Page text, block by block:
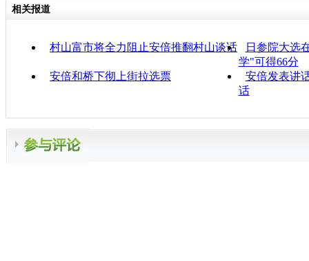
相关报道
村山富市将全力阻止安倍推翻村山谈话
日参院大选
学"可得66分
安倍和桥下彻上街拉选票
安倍发表讲
话